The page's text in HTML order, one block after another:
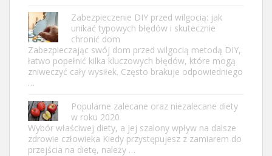
Zabezpieczenie DIY przed wilgocią: jak
unikać typowych błędów i skutecznie
chronić dom
Zabezpieczając swój dom przed wilgocią metodą DIY,
łatwo popełnić kilka kluczowych błędów, które mogą
zniweczyć cały wysiłek. Często brakuje odpowiedniego
…
Popularne zalecane oraz niezalecane diety
w roku 2020
Wybór właściwej diety, a jej szalony wpływ na dalsze
zdrowie człowieka Kiedy przystępujesz z zamiarem do
przejścia na dietę, należy …